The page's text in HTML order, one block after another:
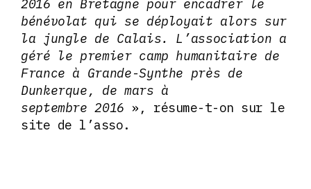
2016 en Bretagne pour encadrer le
bénévolat qui se déployait alors sur
la jungle de Calais. L’association a
géré le premier camp humanitaire de
France à Grande-Synthe près de
Dunkerque, de mars à
septembre 2016 », résume-t-on sur le
site de l’asso.